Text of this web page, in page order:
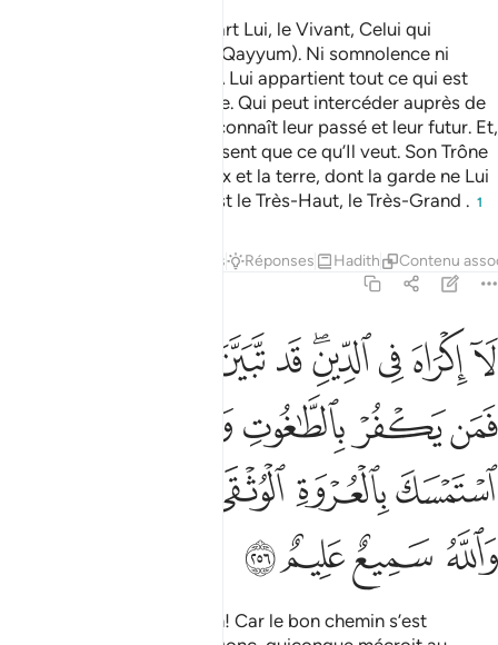
Allah! Point de divinité à part Lui, le Vivant, Celui qui
subsiste par Lui-même (Al Qayyum). Ni somnolence ni
sommeil ne Le saisissent. A Lui appartient tout ce qui est
dans les cieux et sur la terre. Qui peut intercéder auprès de
Lui sans Sa permission? Il connaît leur passé et leur futur. Et,
de Sa science, ils n’embrassent que ce qu’Il veut. Son Trône
« Kursîy » déborde les cieux et la terre, dont la garde ne Lui
coûte aucune peine. Et Il est le Très-Haut, le Très-Grand . 1
Réflexions Réponses Hadith Contenu
لا اكراه في الدين قد تبين الرشد من الغي فمن يكفر بالطاغوت ويومن
لَآ إِكْرَاهَ فِى ٱلدِّينِ ۖ قَد تَّبَيَّنَ ٱلرُّشْدُ مِنَ ٱلْغَىِّ ۚ فَمَن يَكْفُرْ بِٱلطَّـٰغُوتِ
ﳎﳏﳐﳑﳒﳓﳔ
ﳙﳚﳛﳜ
ﳟﳠﳡ
ﳦ ﳧﳨﳩ
Nulle contrainte en religion! Car le bon chemin s’est